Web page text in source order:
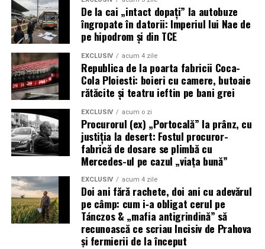
De la cai „intact dopați” la autobuze
îngropate în datorii: Imperiul lui Nae de
pe hipodrom și din TCE
EXCLUSIV acum 4 zile
Republica de la poarta fabricii Coca-
Cola Ploiesti: boieri cu camere, butoaie
rătăcite și teatru ieftin pe bani grei
EXCLUSIV acum o zi
Procurorul (ex) „Portocală” la prânz, cu
justiția la desert: Fostul procuror-
fabrică de dosare se plimbă cu
Mercedes-ul pe cazul „viața bună”
EXCLUSIV acum 4 zile
Doi ani fără rachete, doi ani cu adevărul
pe câmp: cum i‑a obligat cerul pe
Tánczos & „mafia antigrindină” să
recunoască ce scriau Incisiv de Prahova
și fermierii de la început